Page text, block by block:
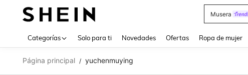
Musera
Categorías Solo para ti Novedades Ofertas Ropa de mujer
Página principal / yuchenmuying